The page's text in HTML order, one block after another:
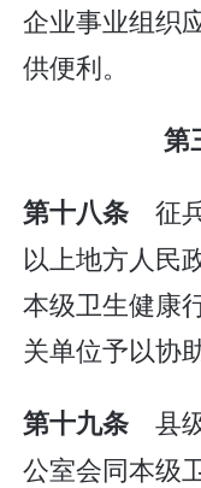
企业事业组织
供便利。
第
第十八条 征
以上地方人民
本级卫生健康
关单位予以协助
第十九条 县
公室会同本级